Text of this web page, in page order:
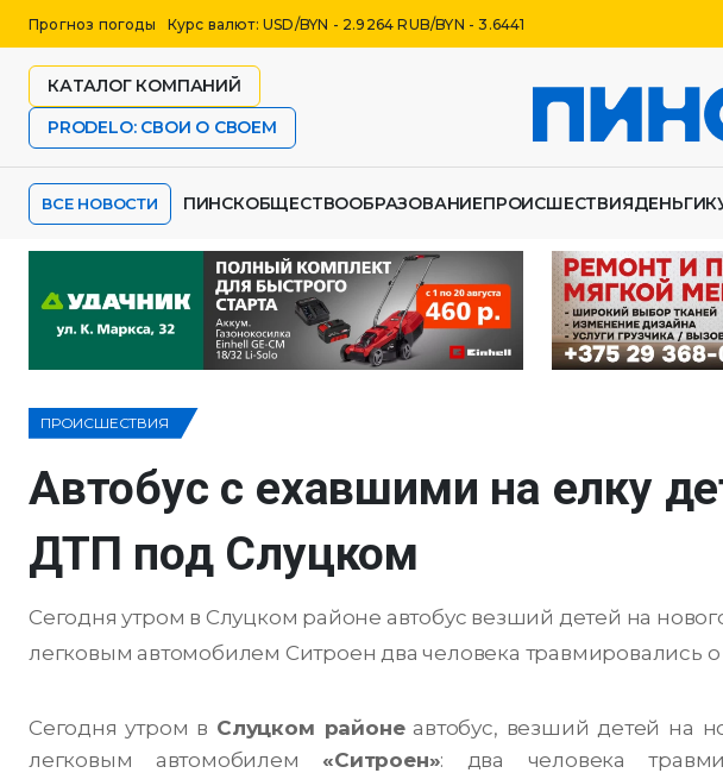
Прогноз погоды Курс валют: USD/BYN - 2.9264 RUB/BYN - 3.6441
КАТАЛОГ КОМПАНИЙ
PRODELO: СВОИ О СВОЕМ
ВСЕ НОВОСТИ ПИНСКОБЩЕСТВООБРАЗОВАНИЕПРОИСШЕСТВИЯДЕНЬГИ
ПРОИСШЕСТВИЯ
Автобус с ехавшими на елку
ДТП под Слуцком
Сегодня утром в Слуцком районе автобус везший детей на
легковым автомобилем Ситроен два человека травмировались о
Сегодня утром в Слуцком районеавтобус, везший детей на
легковым автомобилем «Ситроен»: два человека